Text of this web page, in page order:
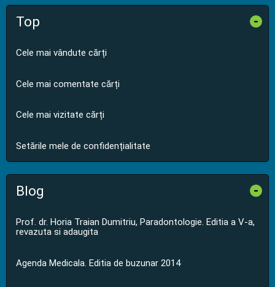
Top -
Cele mai vândute cărți
Cele mai comentate cărți
Cele mai vizitate cărți
Setările mele de confidențialitate
Blog -
Prof. dr. Horia Traian Dumitriu, Paradontologie. Editia a V-a,
revazuta si adaugita
Agenda Medicala. Editia de buzunar 2014